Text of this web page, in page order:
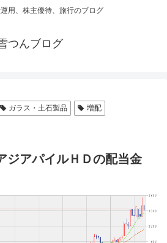
用、株主優待、旅行のブログ
つんブログ
ガラス・土石製品
増配
ジアパイルＨＤの配当金